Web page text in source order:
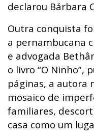
declarou Bárbara
Outra conquista
a pernambucana
e advogada
o livro “O Ninho”,
páginas, a autora
mosaico de
familiares,
casa como um